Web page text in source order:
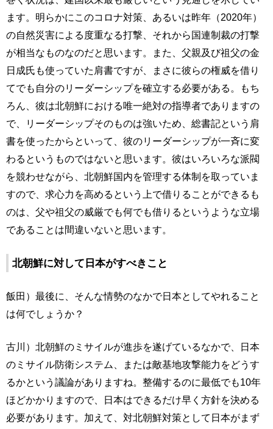
ます。明らかにこのコロナ対策、あるいは昨年（2020年）
の自然災害による度重なる打撃、それから国連制裁の打撃
が相当なものなのだと思います。また、父親及び祖父の金
日成氏も使っていた肩書ですが、まさに彼らの権威を借り
てでも自分のリーダーシップを確立する必要がある。もち
ろん、彼は北朝鮮における唯一絶対の指導者でありますの
で、リーダーシップそのものは強いため、総書記という肩
書を使ったからといって、彼のリーダーシップが一斉に変
わるというものではないと思います。彼はいろいろな派閥
を競わせながら、北朝鮮国内を管理する体制を取っていま
すので、求心力を高めるという上で借りることができるも
のは、父や祖父の威厳でも何でも借りるというような立場
であることは間違いないと思います。
北朝鮮に対して日本がすべきこと
飯田）最後に、そんな情勢のなかで日本としてやれること
は何でしょうか？
古川）北朝鮮のミサイルが進歩を遂げているなかで、日本
のミサイル防衛システム、または敵基地攻撃能力をどうす
るかという議論がありますね。整備するのに最低でも10年
ほどかかりますので、日本はできるだけ早く方針を決める
必要があります。加えて、対北朝鮮対策として日本がまず